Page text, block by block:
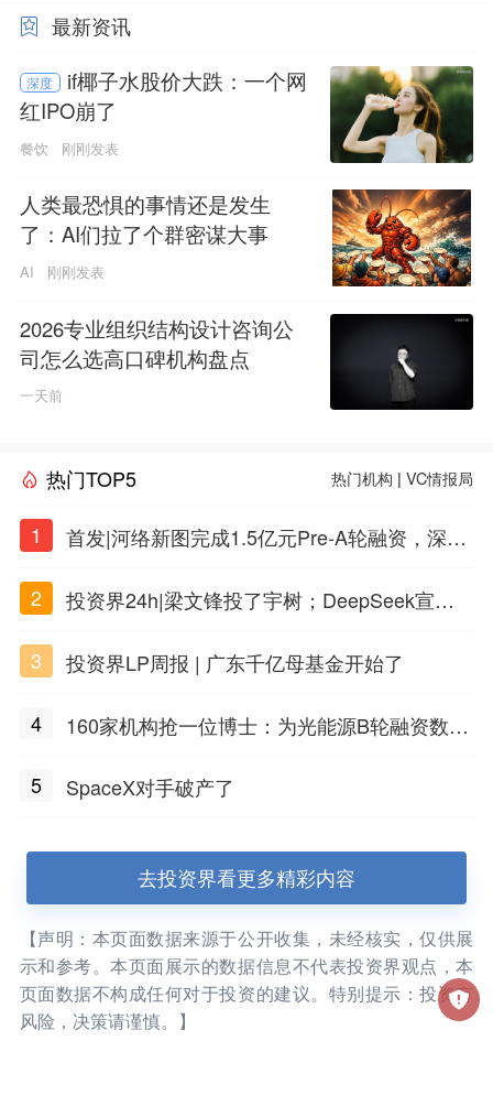
最新资讯
深度
if椰子水股价大跌：一个网
红IPO崩了
餐饮 刚刚发表
人类最恐惧的事情还是发生
了：AI们拉了个群密谋大事
AI 刚刚发表
2026专业组织结构设计咨询公
司怎么选高口碑机构盘点
一天前
热门TOP5 热门机构 |VC情报局
1
首发|河络新图完成1.5亿元Pre-A轮融资，深耕i
2
投资界24h|梁文锋投了宇树；DeepSeek宣布
3
投资界LP周报 | 广东千亿母基金开始了
4
160家机构抢一位博士：为光能源B轮融资数亿
5
SpaceX对手破产了
去投资界看更多精彩内容
【声明：本页面数据来源于公开收集，未经核实，仅供展
示和参考。本页面展示的数据信息不代表投资界观点，本
页面数据不构成任何对于投资的建议。特别提示：投资有
风险，决策请谨慎。】